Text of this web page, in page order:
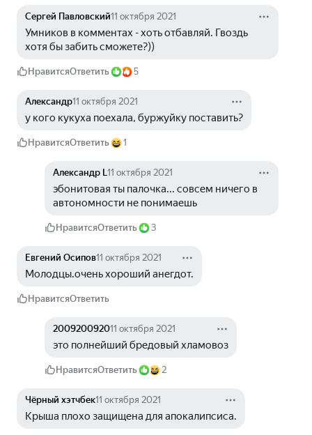
Сергей Павловский11 октября 2021
Умников в комментах - хоть отбавляй. Гвоздь
хотя бы забить сможете?))
НравитсяОтветить 5
Александр11 октября 2021
у кого кукуха поехала, буржуйку поставить?
НравитсяОтветить 1
Александр L11 октября 2021
эбонитовая ты палочка... совсем ничего в
автономности не понимаешь
НравитсяОтветить 3
Евгений Осипов11 октября 2021
Молодцы.очень хороший анегдот.
НравитсяОтветить
200920092011 октября 2021
это полнейший бредовый хламовоз
НравитсяОтветить 2
Чёрный хэтчбек11 октября 2021
Крыша плохо защищена для апокалипсиса.